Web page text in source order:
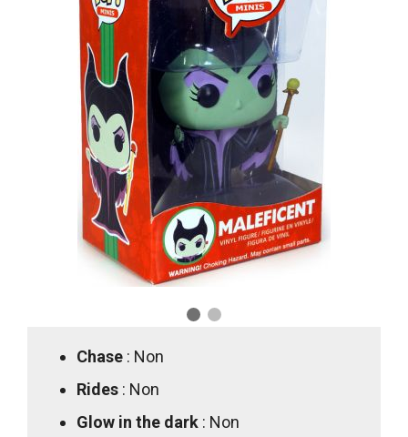
Chase : Non
Rides : Non
Glow in the dark : Non